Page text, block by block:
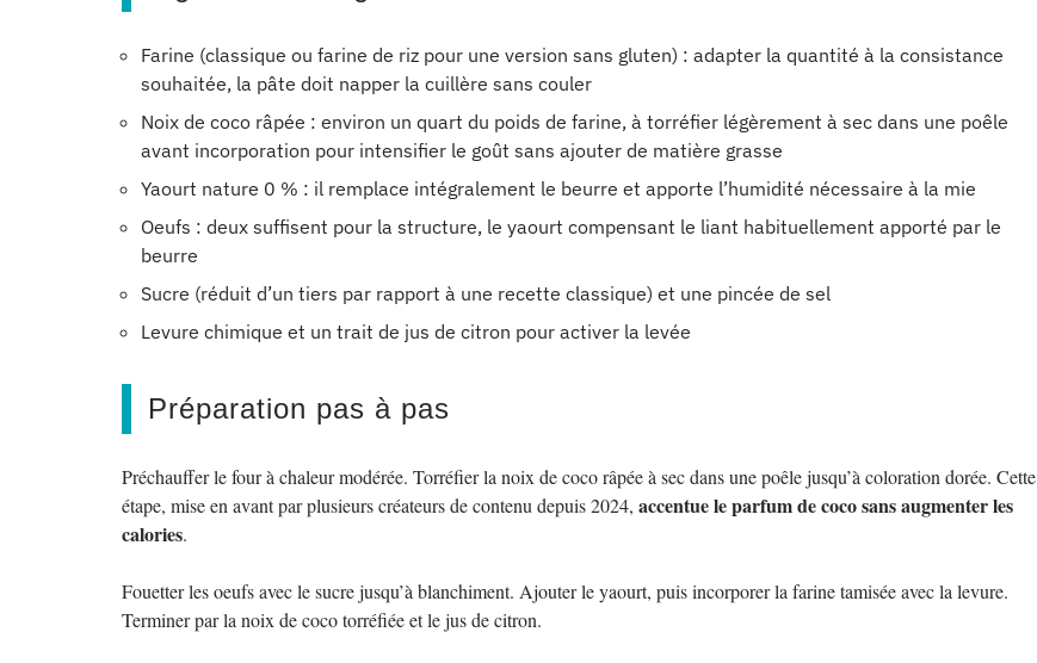
Farine (classique ou farine de riz pour une version sans gluten) : adapter la quantité à la consistance
souhaitée, la pâte doit napper la cuillère sans couler
Noix de coco râpée : environ un quart du poids de farine, à torréfier légèrement à sec dans une poêle
avant incorporation pour intensifier le goût sans ajouter de matière grasse
Yaourt nature 0 % : il remplace intégralement le beurre et apporte l’humidité nécessaire à la mie
Oeufs : deux suffisent pour la structure, le yaourt compensant le liant habituellement apporté par le
beurre
Sucre (réduit d’un tiers par rapport à une recette classique) et une pincée de sel
Levure chimique et un trait de jus de citron pour activer la levée
Préparation pas à pas
Préchauffer le four à chaleur modérée. Torréfier la noix de coco râpée à sec dans une poêle jusqu’à coloration dorée. Cette
étape, mise en avant par plusieurs créateurs de contenu depuis 2024, accentue le parfum de coco sans augmenter les
calories.
Fouetter les oeufs avec le sucre jusqu’à blanchiment. Ajouter le yaourt, puis incorporer la farine tamisée avec la levure.
Terminer par la noix de coco torréfiée et le jus de citron.